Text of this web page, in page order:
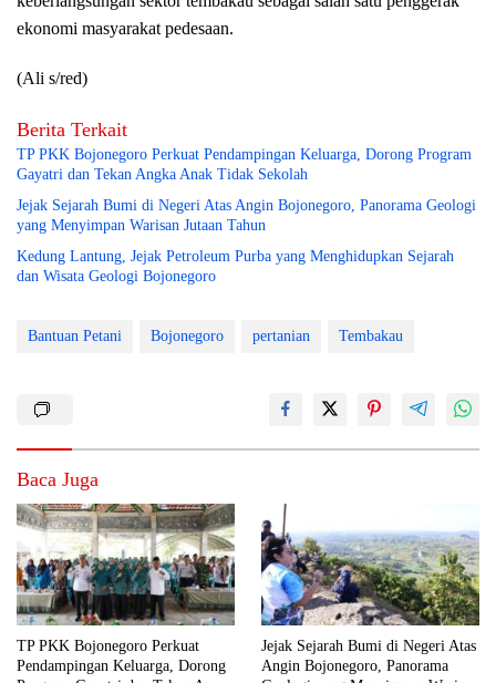
ekonomi masyarakat pedesaan.
(Ali s/red)
Berita Terkait
TP PKK Bojonegoro Perkuat Pendampingan Keluarga, Dorong Program
Gayatri dan Tekan Angka Anak Tidak Sekolah
Jejak Sejarah Bumi di Negeri Atas Angin Bojonegoro, Panorama Geologi
yang Menyimpan Warisan Jutaan Tahun
Kedung Lantung, Jejak Petroleum Purba yang Menghidupkan Sejarah
dan Wisata Geologi Bojonegoro
Bantuan Petani Bojonegoro pertanian Tembakau
Baca Juga
TP PKK Bojonegoro Perkuat
Pendampingan Keluarga, Dorong
Jejak Sejarah Bumi di Negeri Atas
Angin Bojonegoro, Panorama